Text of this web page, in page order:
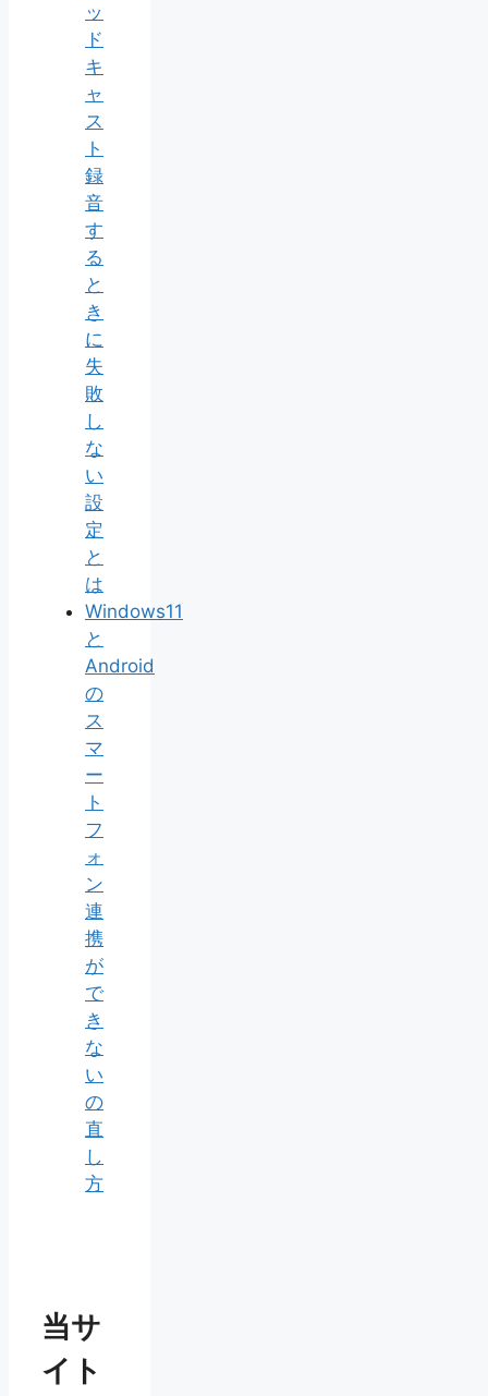
ッ
ド
キ
ャ
ス
ト
録
音
す
る
と
き
に
失
敗
し
な
い
設
定
と
は
Windows11
と
Android
の
ス
マ
ー
ト
フ
ォ
ン
連
携
が
で
き
な
い
の
直
し
方
当サ
イト